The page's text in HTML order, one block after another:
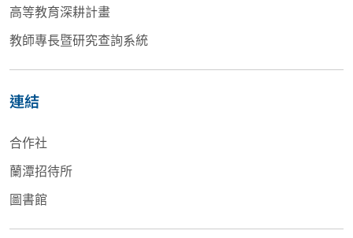
高等教育深耕計畫
教師專長暨研究查詢系統
連結
合作社
蘭潭招待所
圖書館